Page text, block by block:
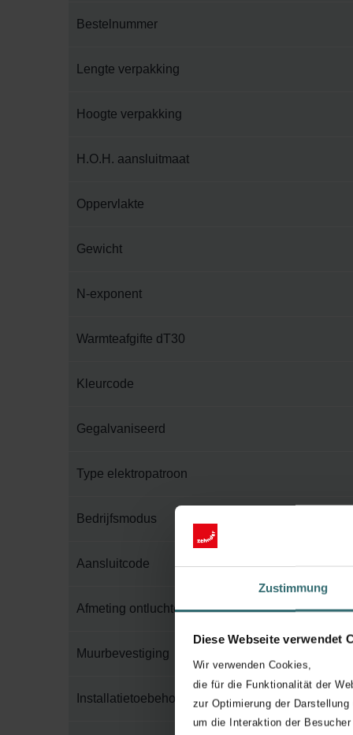
Zustimmung
Diese Webseite verwendet
Wir verwenden Cookies,
die für die Funktionalität der
zur Optimierung der Darstellung
um die Interaktion der
Bestelnummer
Lengte verpakking
Hoogte verpakking
H.O.H. aansluitmaat
Oppervlakte
Gewicht
N-exponent
Warmteafgifte dT30
Kleurcode
Gegalvaniseerd
Type elektropatroon
Bedrijfsmodus
Aansluitcode
Afmeting ontluchter
Muurbevestiging
Installatietoebehoren in verpakking